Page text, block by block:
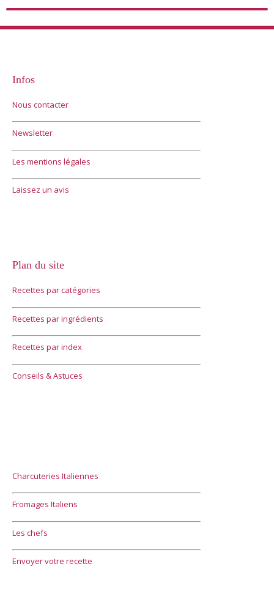
Infos
Nous contacter
Newsletter
Les mentions légales
Laissez un avis
Plan du site
Recettes par catégories
Recettes par ingrédients
Recettes par index
Conseils & Astuces
Charcuteries Italiennes
Fromages Italiens
Les chefs
Envoyer votre recette